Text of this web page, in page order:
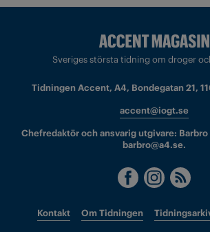
Sveriges största tidning om droger
Tidningen Accent, A4, Bondegatan 21,
accent@iogt.se
Chefredaktör och ansvarig utgivare: Barbro
barbro@a4.se.
Kontakt Om Tidningen